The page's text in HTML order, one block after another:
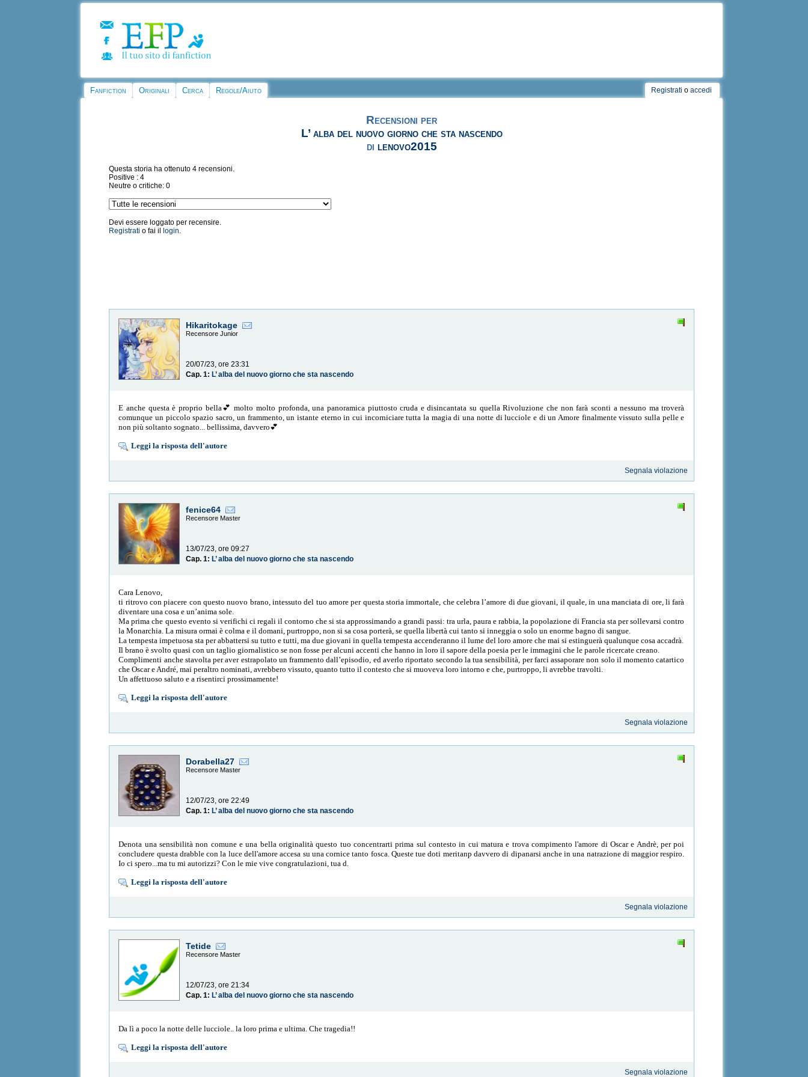
Fanfiction Originali Cerca Regole/Aiuto Registrati o accedi
Recensioni per
L’ alba del nuovo giorno che sta nascendo
di lenovo2015
Questa storia ha ottenuto 4 recensioni.
Positive : 4
Neutre o critiche: 0
Devi essere loggato per recensire.
Registrati o fai il login.
Hikaritokage
Recensore Junior
20/07/23, ore 23:31
Cap. 1: L’ alba del nuovo giorno che sta nascendo
E anche questa è proprio bella💕 molto molto profonda, una panoramica piuttosto cruda e disincantata su quella Rivoluzione che non farà sconti a nessuno ma troverà
comunque un piccolo spazio sacro, un frammento, un istante eterno in cui incorniciare tutta la magia di una notte di lucciole e di un Amore finalmente vissuto sulla pelle e
non più soltanto sognato... bellissima, davvero💕
Leggi la risposta dell'autore
Segnala violazione
fenice64
Recensore Master
13/07/23, ore 09:27
Cap. 1: L’ alba del nuovo giorno che sta nascendo
Cara Lenovo,
ti ritrovo con piacere con questo nuovo brano, intessuto del tuo amore per questa storia immortale, che celebra l’amore di due giovani, il quale, in una manciata di ore, li farà
diventare una cosa e un’anima sole.
Ma prima che questo evento si verifichi ci regali il contorno che si sta approssimando a grandi passi: tra urla, paura e rabbia, la popolazione di Francia sta per sollevarsi contro
la Monarchia. La misura ormai è colma e il domani, purtroppo, non si sa cosa porterà, se quella libertà cui tanto si inneggia o solo un enorme bagno di sangue.
La tempesta impetuosa sta per abbattersi su tutto e tutti, ma due giovani in quella tempesta accenderanno il lume del loro amore che mai si estinguerà qualunque cosa accadrà.
Il brano è svolto quasi con un taglio giornalistico se non fosse per alcuni accenti che hanno in loro il sapore della poesia per le immagini che le parole ricercate creano.
Complimenti anche stavolta per aver estrapolato un frammento dall’episodio, ed averlo riportato secondo la tua sensibilità, per farci assaporare non solo il momento catartico
che Oscar e André, mai peraltro nominati, avrebbero vissuto, quanto tutto il contesto che si muoveva loro intorno e che, purtroppo, li avrebbe travolti.
Un affettuoso saluto e a risentirci prossimamente!
Leggi la risposta dell'autore
Segnala violazione
Dorabella27
Recensore Master
12/07/23, ore 22:49
Cap. 1: L’ alba del nuovo giorno che sta nascendo
Denota una sensibilità non comune e una bella originalità questo tuo concentrarti prima sul contesto in cui matura e trova compimento l'amore di Oscar e Andrè, per poi
concludere questa drabble con la luce dell'amore accesa su una cornice tanto fosca. Queste tue doti meritanp davvero di dipanarsi anche in una natrazione di maggior respiro.
Io ci spero...ma tu mi autorizzi? Con le mie vive congratulazioni, tua d.
Leggi la risposta dell'autore
Segnala violazione
Tetide
Recensore Master
12/07/23, ore 21:34
Cap. 1: L’ alba del nuovo giorno che sta nascendo
Da lì a poco la notte delle lucciole.. la loro prima e ultima. Che tragedia!!
Leggi la risposta dell'autore
Segnala violazione